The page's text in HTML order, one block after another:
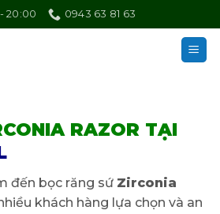
20:00 0943 63 81 63
RAZOR TẠI
đến bọc răng sứ Zirconia
khách hàng lựa chọn và an